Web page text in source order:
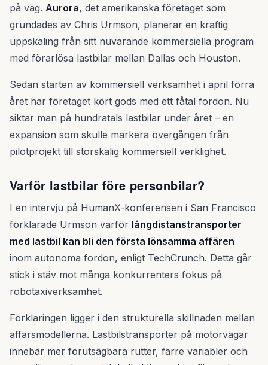
på väg. Aurora, det amerikanska företaget som
grundades av Chris Urmson, planerar en kraftig
uppskaling från sitt nuvarande kommersiella program
med förarlösa lastbilar mellan Dallas och Houston.
Sedan starten av kommersiell verksamhet i april förra
året har företaget kört gods med ett fåtal fordon. Nu
siktar man på hundratals lastbilar under året – en
expansion som skulle markera övergången från
pilotprojekt till storskalig kommersiell verklighet.
Varför lastbilar före personbilar?
I en intervju på HumanX-konferensen i San Francisco
förklarade Urmson varför långdistanstransporter
med lastbil kan bli den första lönsamma affären
inom autonoma fordon, enligt TechCrunch. Detta går
stick i stäv mot många konkurrenters fokus på
robotaxiverksamhet.
Förklaringen ligger i den strukturella skillnaden mellan
affärsmodellerna. Lastbilstransporter på motorvägar
innebär mer förutsägbara rutter, färre variabler och